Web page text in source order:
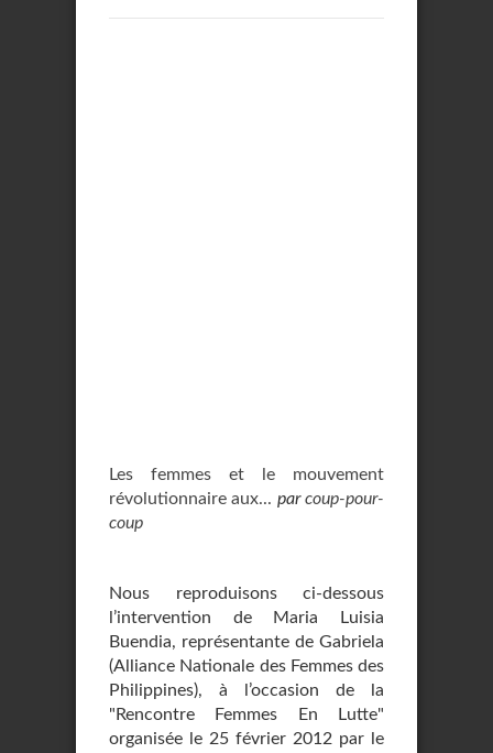
Les femmes et le mouvement
révolutionnaire aux... parcoup-pour-
coup
Nous reproduisons ci-dessous
l’intervention de Maria Luisia
Buendia, représentante de Gabriela
(Alliance Nationale des Femmes des
Philippines), à l’occasion de la
"Rencontre Femmes En Lutte"
organisée le 25 février 2012 par le